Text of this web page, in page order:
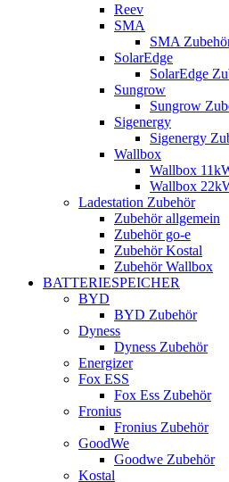
Reev
SMA
SMA
SolarEdge
SolarEdge
Sungrow
Sungrow
Sigenergy
Sigenergy
Wallbox
Wallbox
Wallbox
Ladestation Zubehör
Zubehör allgemein
Zubehör go-e
Zubehör Kostal
Zubehör Wallbox
BATTERIESPEICHER
BYD
BYD Zubehör
Dyness
Dyness Zubehör
Energizer
Fox ESS
Fox Ess Zubehör
Fronius
Fronius Zubehör
GoodWe
Goodwe Zubehör
Kostal